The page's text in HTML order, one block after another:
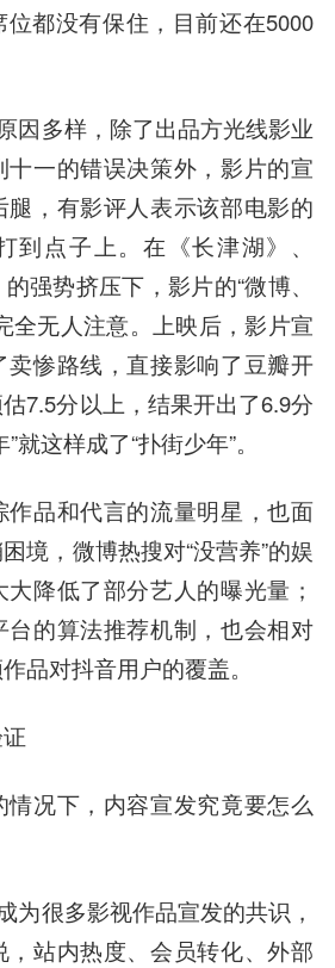
都没有保住，目前还在5000
因多样，除了出品方光线影业
一的错误决策外，影片的宣
，有影评人表示该部电影的
到点子上。在《长津湖》、
强势挤压下，影片的“微博、
全无人注意。上映后，影片宣
惨路线，直接影响了豆瓣开
7.5分以上，结果开出了6.9分
就这样成了“扑街少年”。
作品和代言的流量明星，也面
境，微博热搜对“没营养”的娱
降低了部分艺人的曝光量；
的算法推荐机制，也会相对
品对抖音用户的覆盖。
况下，内容宣发究竟要怎么
为很多影视作品宣发的共识，
，站内热度、会员转化、外部